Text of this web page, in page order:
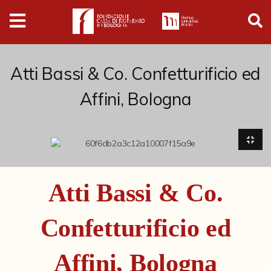
Digital
Humanities
Donazioni
Collezioni
Cataloghi storici
Atti Bassi & Co. Confetturificio ed
Affini, Bologna
Atti Bassi & Co.
Confetturificio ed
Affini, Bologna